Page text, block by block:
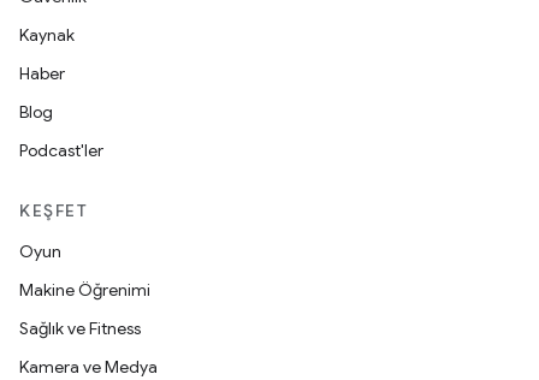
Kaynak
Haber
Blog
Podcast'ler
KEŞFET
Oyun
Makine Öğrenimi
Sağlık ve Fitness
Kamera ve Medya